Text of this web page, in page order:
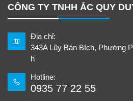
CÔNG TY TNHH ẮC QUY
Địa chỉ:
343A Lũy Bán Bích, Phường
h
Hotline:
0935 77 22 55